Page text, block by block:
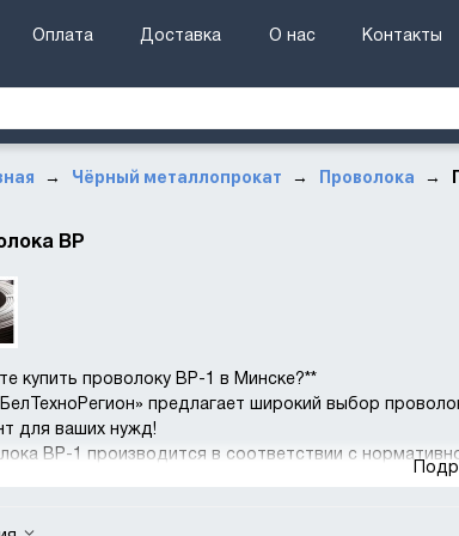
Оплата Доставка О нас Контакты
→ Чёрный металлопрокат → Проволока →
ВР
купить проволоку ВР-1 в Минске?**
предлагает широкий выбор
для ваших нужд!
ВР-1 производится в соответствии с
Мы предлагаем конкурентные цены, а также
и применение**